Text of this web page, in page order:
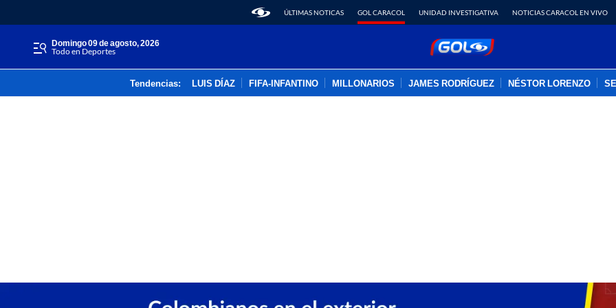
ÚLTIMAS NOTICAS GOL CARACOL UNIDAD INVESTIGATIVA NOTICIAS CARACOL EN VIVO
domingo 09 de agosto, 2026
Todo en Deportes
Tendencias: LUIS DÍAZ FIFA-INFANTINO MILLONARIOS JAMES RODRÍGUEZ NÉSTOR LORENZO